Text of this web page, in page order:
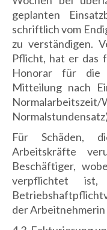
geplanten
schriftlich vom
zu verständigen.
Pflicht, hat er das
Honorar für die
Mitteilung nach
Für Schäden,
Arbeitskräfte
Beschäftiger,
verpflichtet ist,
der